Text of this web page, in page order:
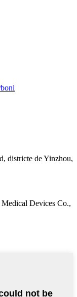
districte de Yinzhou,
Devices Co.,